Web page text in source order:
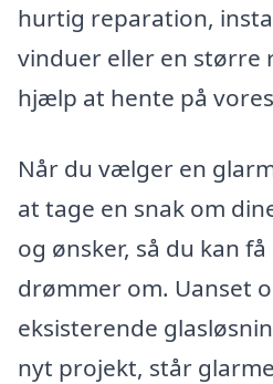
hurtig reparation,
vinduer eller en større
hjælp at hente på
Når du vælger en
at tage en snak om
og ønsker, så du kan
drømmer om. Uanset
eksisterende
nyt projekt, står